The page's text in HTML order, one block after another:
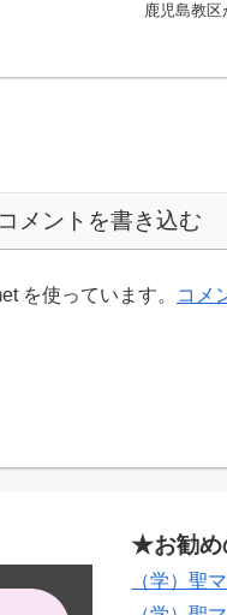
鹿児島教区
コメントを書き込む
を使っています。
コメ
★お勧め
（学）聖